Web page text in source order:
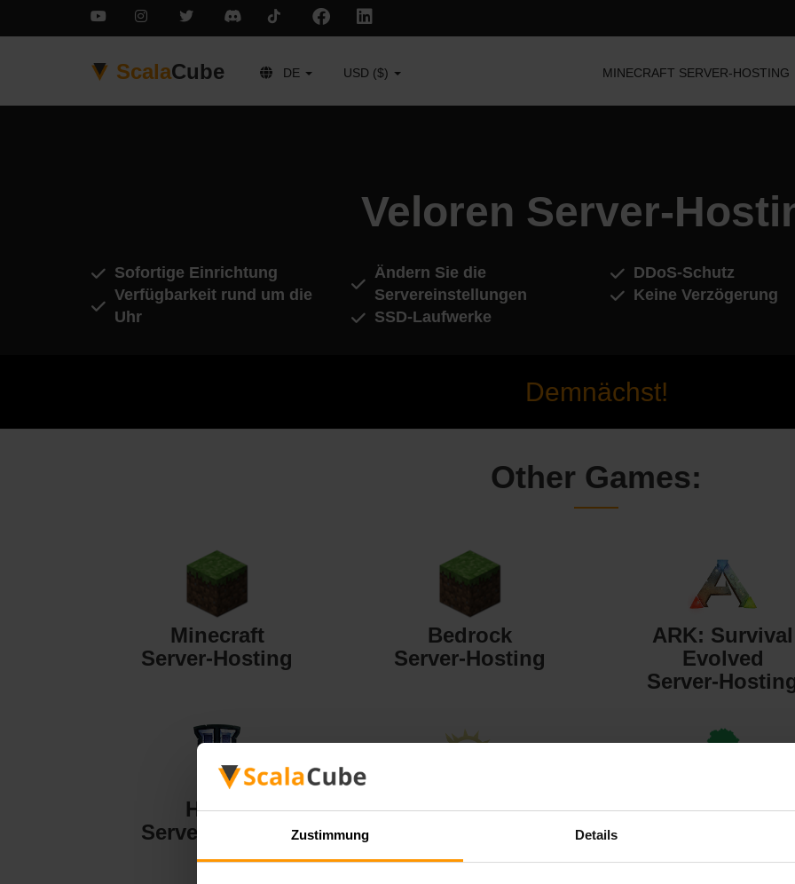
Zustimmung Details
ScalaCube DE USD ($) MINECRAFT SERVER-HOSTING
Veloren Server-
Sofortige Einrichtung
Verfügbarkeit rund um die
Uhr
Ändern Sie die
Servereinstellungen
SSD-Laufwerke
DDoS-Schutz
Keine Verzögerung
Demnächst!
Other Games:
Minecraft
Server-Hosting
Bedrock
Server-Hosting
ARK: Survival
Evolved
Server-
Hytale
Server-Hosting
Starbound
Terraria